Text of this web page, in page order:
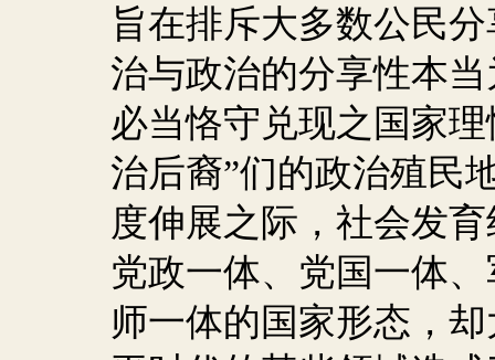
旨在排斥大多数公民
治与政治的分享性本
必当恪守兑现之国家
治后裔”们的政治殖民
度伸展之际，社会发
党政一体、党国一体
师一体的国家形态，